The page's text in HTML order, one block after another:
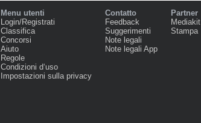
Menu utenti
Login/Registrati
Classifica
Concorsi
Aiuto
Regole
Condizioni d‘uso
Impostazioni sulla privacy
Contatto
Feedback
Suggerimenti
Note legali
Note legali App
Partner
Mediakit
Stampa